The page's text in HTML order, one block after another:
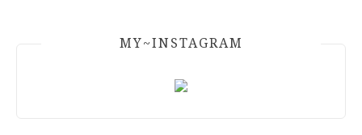
MY~INSTAGRAM